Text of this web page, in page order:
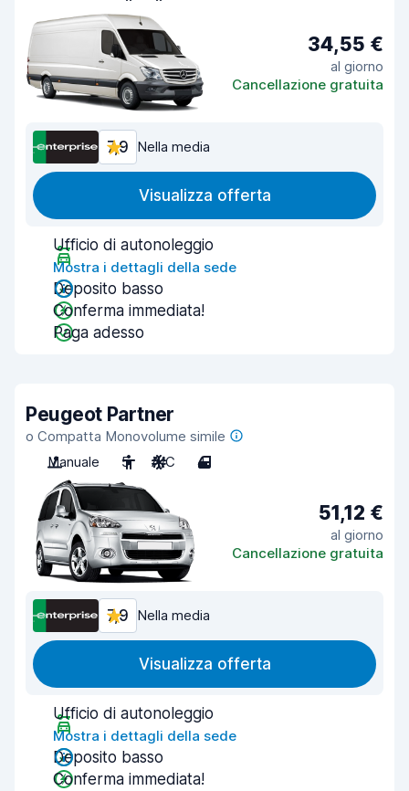
34,55 €
al giorno
Cancellazione gratuita
7,9 Nella media
Visualizza offerta
Ufficio di autonoleggio
Mostra i dettagli della sede
Deposito basso
Conferma immediata!
Paga adesso
Peugeot Partner
o Compatta Monovolume simile
Manuale
5 A/C 4
51,12 €
al giorno
Cancellazione gratuita
7,9 Nella media
Visualizza offerta
Ufficio di autonoleggio
Mostra i dettagli della sede
Deposito basso
Conferma immediata!